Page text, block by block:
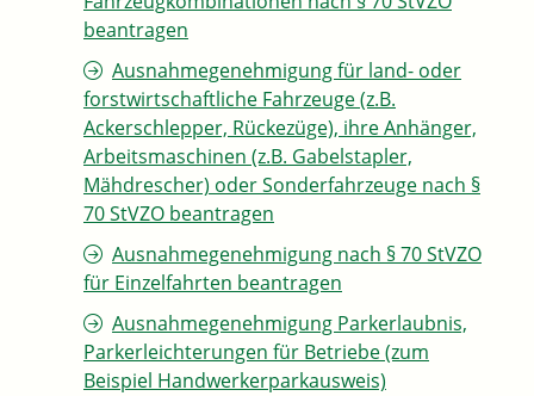
beantragen
Ausnahmegenehmigung für land- oder
forstwirtschaftliche Fahrzeuge (z.B.
Ackerschlepper, Rückezüge), ihre Anhänger,
Arbeitsmaschinen (z.B. Gabelstapler,
Mähdrescher) oder Sonderfahrzeuge nach §
70 StVZO beantragen
Ausnahmegenehmigung nach § 70 StVZO
für Einzelfahrten beantragen
Ausnahmegenehmigung Parkerlaubnis,
Parkerleichterungen für Betriebe (zum
Beispiel Handwerkerparkausweis)